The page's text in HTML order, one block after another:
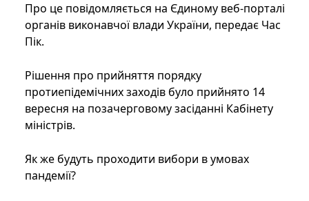
Про це повідомляється на Єдиному веб-порталі
органів виконавчої влади України, передає Час
Пік.
Рішення про прийняття порядку
протиепідемічних заходів було прийнято 14
вересня на позачерговому засіданні Кабінету
міністрів.
Як же будуть проходити вибори в умовах
пандемії?